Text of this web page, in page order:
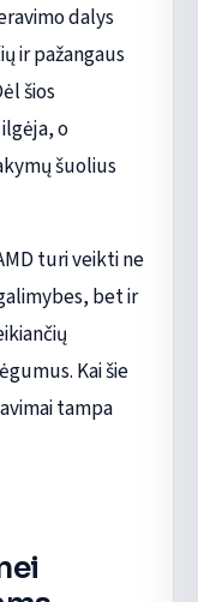
dalys
ir pažangaus
šios
o
šuolius
turi veikti ne
bet ir
Kai šie
tampa